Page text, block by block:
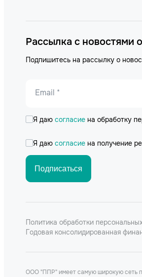
Рассылка с новостями
Подпишитесь на рассылку о
Email *
Я даю согласие на обработку
Я даю согласие на получение
Подписаться
Политика обработки
Годовая консолидированная
ООО "ППР" имеет самую широкую сеть